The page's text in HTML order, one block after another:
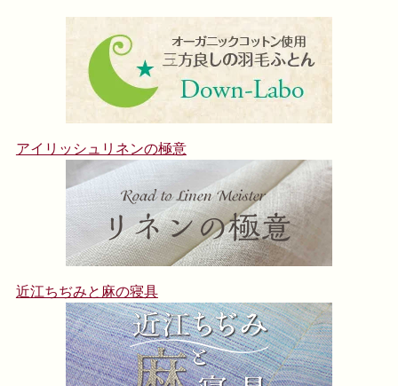
アイリッシュリネンの極意
近江ちぢみと麻の寝具